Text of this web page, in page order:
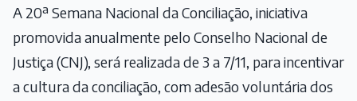
A 20ª Semana Nacional da Conciliação, iniciativa
promovida anualmente pelo Conselho Nacional de
Justiça (CNJ), será realizada de 3 a 7/11, para incentivar
a cultura da conciliação, com adesão voluntária dos